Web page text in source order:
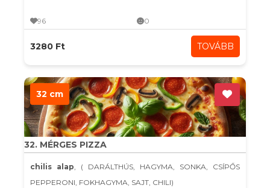
96 0
3280 Ft TOVÁBB
32 cm
32. MÉRGES PIZZA
chilis alap, ( DARÁLTHÚS, HAGYMA, SONKA, CSÍPŐS
PEPPERONI, FOKHAGYMA, SAJT, CHILI)